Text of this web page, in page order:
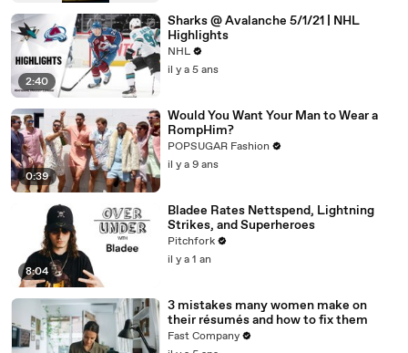
2:40
Sharks @ Avalanche 5/1/21 | NHL
Highlights
NHL
il y a 5 ans
0:39
Would You Want Your Man to Wear a
RompHim?
POPSUGAR Fashion
il y a 9 ans
8:04
Bladee Rates Nettspend, Lightning
Strikes, and Superheroes
Pitchfork
il y a 1 an
3 mistakes many women make on
their résumés and how to fix them
Fast Company